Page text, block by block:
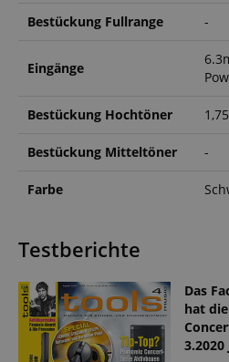
Bestückung Fullrange -
Eingänge
Bestückung Hochtöner
Bestückung Mitteltöner -
Farbe
Testberichte
Das
hat